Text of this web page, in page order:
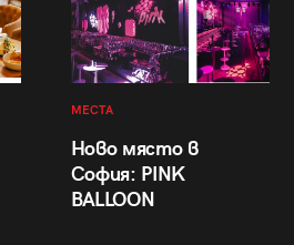
МЕСТА
Ново място в
София: PINK
BALLOON